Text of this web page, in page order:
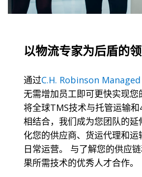
以物流专家为后盾的
通过C.H. Robinson
无需增加员工即可更快实现您
将全球TMS技术与托管运输和
相结合，我们成为您团队的延
化您的供应商、货运代理和运
日常运营。 与了解您的供应
果所需技术的优秀人才合作。